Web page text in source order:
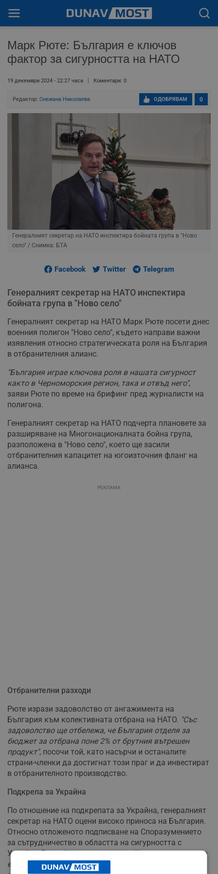
Марк Рюте: България е ключов
фактор за сигурността на НАТО
19 декември 2024 - 22:27 часа Коментари: 0
Редактор: Снежана Николаева 0
ОДОБРЯВАМ
Генералният секретар на НАТО инспектира бойната група в "Ново
село" / Снимка: БТА
Facebook Twitter Telegram
Генералният секретар на НАТО инспектира
бойната група в "Ново село"
Генералният секретар на НАТО Марк Рюте посети днес
военния полигон "Ново село", където направи важни
изявления относно стратегическата роля на България
в отбранителния алианс.
"България играе ключова роля в нашата сигурност
както в Черноморския регион, така и отвъд него",
заяви Рюте по време на брифинг пред журналисти на
полигона.
Генералният секретар на НАТО подчерта плановете за
разширяване на Многонационалната бойна група,
разположена в "Ново село", което ще засили
отбранителния капацитет на югоизточния фланг на
алианса.
РЕКЛАМА
Отбранителни разходи
Рюте изрази задоволство от ангажимента на
България към колективната отбрана на НАТО. "Със
задоволство ще отбележа, че България отделя за
бюджет за отбрана поне 2% от брутния вътрешен
продукт", посочи той, като насърчи и останалите
страни-членки да достигнат този праг и да инвестират
в отбранителното производство.
Подкрепа за Украйна
По отношение на подкрепата за Украйна, генералният
секретар на НАТО оцени високо приноса на България.
Относно отложеното подписване на Споразумението
за сътрудничество в областта на сигурността с
Украйна, Рюте беше категоричен:"Това, което е важно
е, че продължаваме да предоставяме военна помощ,